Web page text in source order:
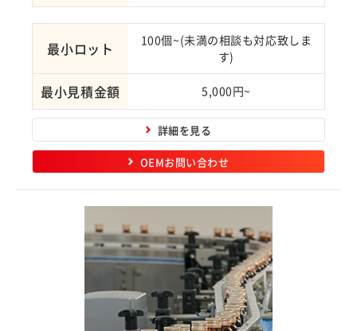
最小ロット
100個~(未満の相談も対応致しま
す)
最小見積金額 5,000円~
詳細を見る
OEMお問い合わせ